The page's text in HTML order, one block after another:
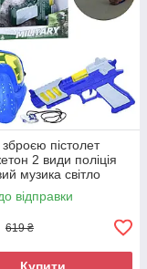
зброєю пістолет
2 види поліція
музика світло
(12P-4-12M-1)
відправки
619 ₴